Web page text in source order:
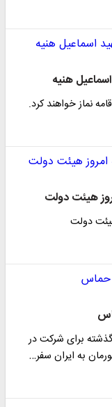
هنیه
نماز خواهند کرد.
هیئت دولت
دولت
برای شرکت در
به ایران سفر…